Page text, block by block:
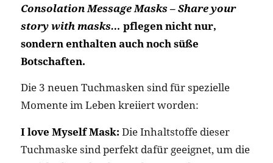
Consolation Message Masks – Share your
story with masks… pflegen nicht nur,
sondern enthalten auch noch süße
Botschaften.
Die 3 neuen Tuchmasken sind für spezielle
Momente im Leben kreiiert worden:
I love Myself Mask: Die Inhaltstoffe dieser
Tuchmaske sind perfekt dafür geeignet, um die